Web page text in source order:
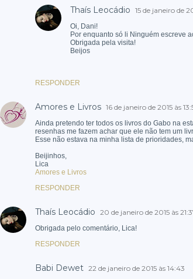
RESPONDER
Thaís Leocádio 15 de janeiro de
Oi, Dani!
Por enquanto só li Ninguém escreve
Obrigada pela visita!
Beijos
Amores e Livros 16 de janeiro de 2015 às
Ainda pretendo ter todos os livros do Gabo na
resenhas me fazem achar que ele não tem um
Esse não estava na minha lista de prioridades,
Beijinhos,
Lica
Amores e Livros
RESPONDER
Thaís Leocádio 20 de janeiro de 2015 às
Obrigada pelo comentário, Lica!
RESPONDER
Babi Dewet 22 de janeiro de 2015 às 14:43